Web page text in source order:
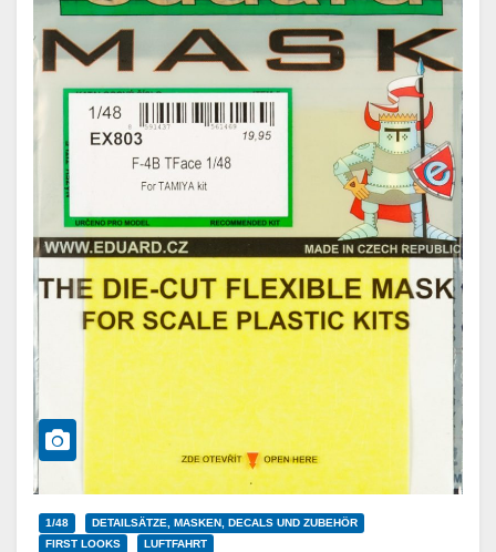
1/48
DETAILSÄTZE, MASKEN, DECALS UND ZUBEHÖR
FIRST LOOKS
LUFTFAHRT